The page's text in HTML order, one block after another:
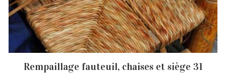
Rempaillage fauteuil, chaises et siège 31